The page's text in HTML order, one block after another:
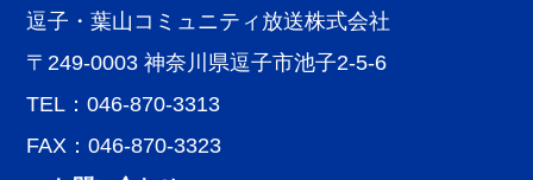
逗子・葉山コミュニティ放送株式会社
〒249-0003 神奈川県逗子市池子2-5-6
TEL：046-870-3313
FAX：046-870-3323